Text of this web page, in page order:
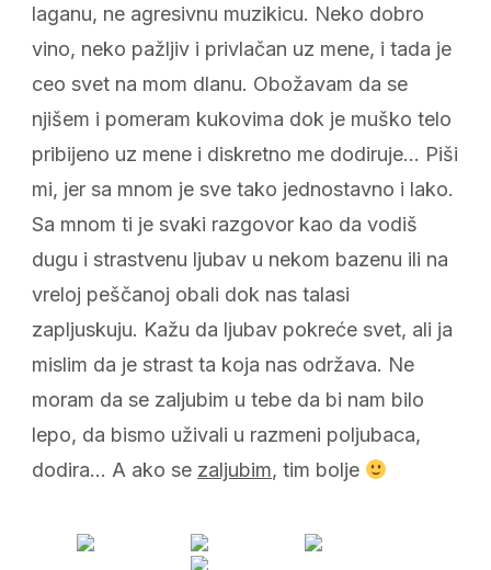
laganu, ne agresivnu muzikicu. Neko dobro
vino, neko pažljiv i privlačan uz mene, i tada je
ceo svet na mom dlanu. Obožavam da se
njišem i pomeram kukovima dok je muško telo
pribijeno uz mene i diskretno me dodiruje… Piši
mi, jer sa mnom je sve tako jednostavno i lako.
Sa mnom ti je svaki razgovor kao da vodiš
dugu i strastvenu ljubav u nekom bazenu ili na
vreloj peščanoj obali dok nas talasi
zapljuskuju. Kažu da ljubav pokreće svet, ali ja
mislim da je strast ta koja nas održava. Ne
moram da se zaljubim u tebe da bi nam bilo
lepo, da bismo uživali u razmeni poljubaca,
dodira… A ako se zaljubim, tim bolje